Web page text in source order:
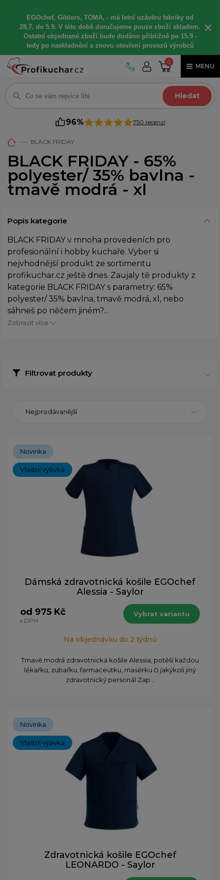
EGOchef, Giblors, TOMA, - má letní uzávěru fabriky od
28.7. do 5.9. V této době doručujeme pouze zboží skladem.
Ostatní objednané zboží bude dodáno přibližně po 15.9 -
tedy po naskladnění a znovu otevření provozů výrobců
×
0
MENU
Hledat
96% 750 recenzí
BLACK FRIDAY
BLACK FRIDAY - 65%
polyester/ 35% bavlna -
tmavě modrá - xl
Popis kategorie
BLACK FRIDAY v mnoha provedeních pro
profesionální i hobby kuchaře. Vyber si
nejvhodnější produkt ze sortimentu
profikuchar.cz ještě dnes. Zaujaly tě produkty z
kategorie BLACK FRIDAY s parametry: 65%
polyester/ 35% bavlna, tmavě modrá, xl, nebo
sáhneš po něčem jiném?...
Zobrazit více
Filtrovat produkty
Nejprodávanější
Novinka
Vlastní výšivka
Dámská zdravotnická košile EGOchef
Alessia - Saylor
od 975 Kč
s DPH
Vybrat variantu
Na objednávku do 2 týdnů
Tmavě modrá zdravotnická košile Alessia, potěší každou
lékařku, zubařku, farmaceutku, masérku či jakýkoli jiný
zdravotnický personál Zap...
Novinka
Vlastní výšivka
Zdravotnická košile EGOchef
LEONARDO - Saylor